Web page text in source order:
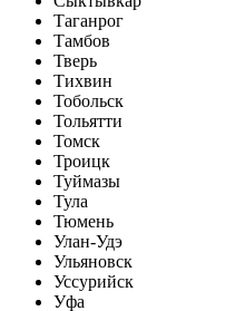
Таганрог
Тамбов
Тверь
Тихвин
Тобольск
Тольятти
Томск
Троицк
Туймазы
Тула
Тюмень
Улан-Удэ
Ульяновск
Уссурийск
Уфа